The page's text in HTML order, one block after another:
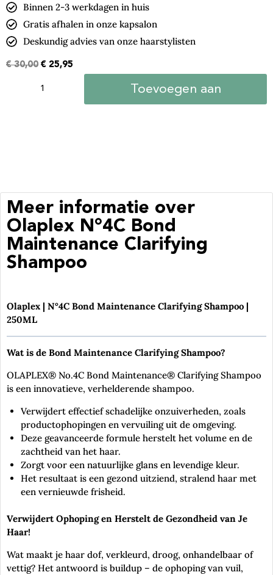
Binnen 2-3 werkdagen in huis
Gratis afhalen in onze kapsalon
Deskundig advies van onze haarstylisten
€30,00 € 25,95
Toevoegen aan
Meer informatie over
Olaplex N°4C Bond
Maintenance Clarifying
Shampoo
Olaplex | N°4C Bond Maintenance Clarifying Shampoo |
250ML
Wat is de Bond Maintenance Clarifying Shampoo?
OLAPLEX® No.4C Bond Maintenance® Clarifying Shampoo
is een innovatieve, verhelderende shampoo.
Verwijdert effectief schadelijke onzuiverheden, zoals
productophopingen en vervuiling uit de omgeving.
Deze geavanceerde formule herstelt het volume en de
zachtheid van het haar.
Zorgt voor een natuurlijke glans en levendige kleur.
Het resultaat is een gezond uitziend, stralend haar met
een vernieuwde frisheid.
Verwijdert Ophoping en Herstelt de Gezondheid van Je
Haar!
Wat maakt je haar dof, verkleurd, droog, onhandelbaar of
vettig? Het antwoord is buildup – de ophoping van vuil,